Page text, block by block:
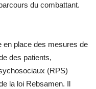
du combattant.
en place des mesures de
des patients,
(RPS)
la loi Rebsamen. Il